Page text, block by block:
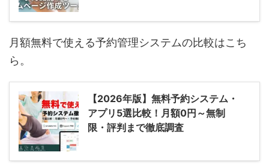
月額無料で使える予約管理システムの比較はこち
ら。
【2026年版】無料予約システム・
アプリ5選比較！月額0円～無制
限・評判まで徹底調査